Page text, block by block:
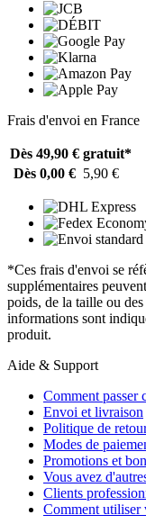
Frais d'envoi en France
Dès 49,90 € gratuit*
Dès 0,00 € 5,90 €
*Ces frais d'envoi se
supplémentaires
poids, de la taille ou
informations sont
produit.
Aide & Support
Comment passer
Envoi et livraison
Politique de
Modes de
Promotions et
Vous avez
Clients
Comment utiliser